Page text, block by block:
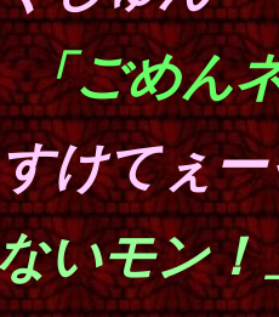
「ごめん
けてぇ
いモン